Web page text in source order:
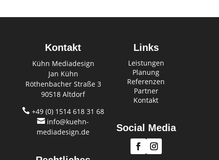
Kontakt
Kühn Mediadesign
Jan Kühn
Röthenbacher Straße 3
90518 Altdorf
 +49 (0) 1514 618 31 68
 info@kuehn-
mediadesign.de
Links
Leistungen
Planung
Referenzen
Partner
Kontakt
Social Media